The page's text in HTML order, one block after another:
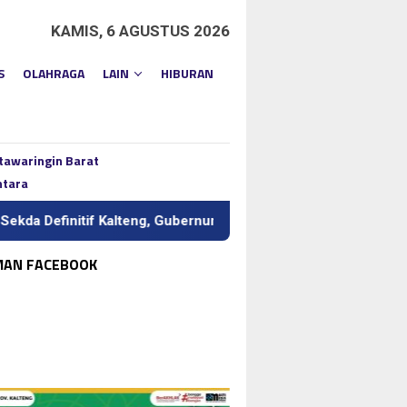
KAMIS, 6 AGUSTUS 2026
OLAHRAGA LAIN HIBURAN
Barat
Kalteng, Gubernur Tekankan Kerja Keras dan Kolaborasi
FACEBOOK